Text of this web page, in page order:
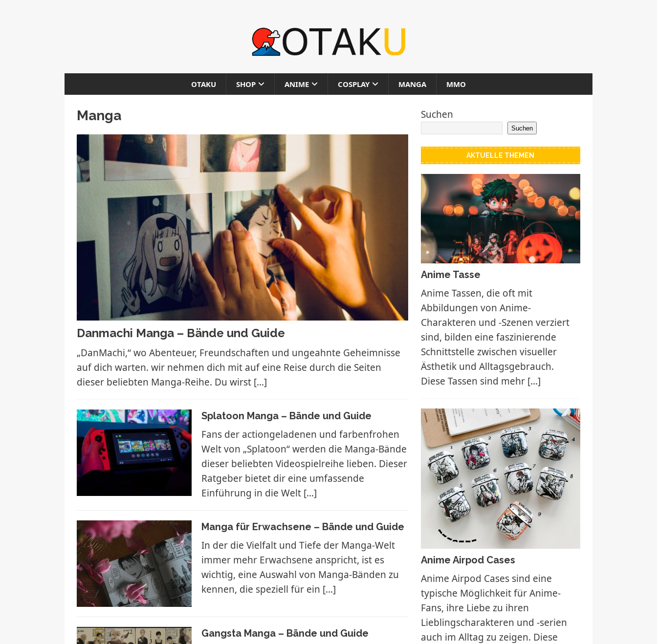
OTAKU SHOP ANIME COSPLAY MANGA MMO
Manga
Danmachi Manga – Bände und Guide
„DanMachi,“ wo Abenteuer, Freundschaften und ungeahnte Geheimnisse
auf dich warten. wir nehmen dich mit auf eine Reise durch die Seiten
dieser beliebten Manga-Reihe. Du wirst […]
Splatoon Manga – Bände und Guide
Fans der actiongeladenen und farbenfrohen
Welt von „Splatoon“ werden die Manga-Bände
dieser beliebten Videospielreihe lieben. Dieser
Ratgeber bietet dir eine umfassende
Einführung in die Welt […]
Manga für Erwachsene – Bände und Guide
In der die Vielfalt und Tiefe der Manga-Welt
immer mehr Erwachsene anspricht, ist es
wichtig, eine Auswahl von Manga-Bänden zu
kennen, die speziell für ein […]
Gangsta Manga – Bände und Guide
Suchen
Suchen
AKTUELLE THEMEN
Anime Tasse
Anime Tassen, die oft mit
Abbildungen von Anime-
Charakteren und -Szenen verziert
sind, bilden eine faszinierende
Schnittstelle zwischen visueller
Ästhetik und Alltagsgebrauch.
Diese Tassen sind mehr […]
Anime Airpod Cases
Anime Airpod Cases sind eine
typische Möglichkeit für Anime-
Fans, ihre Liebe zu ihren
Lieblingscharakteren und -serien
auch im Alltag zu zeigen. Diese